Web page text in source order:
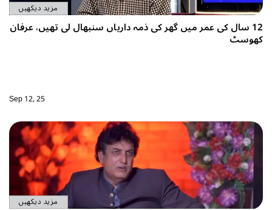
مزید دیکھیں
12 سال کی عمر میں گھر کی ذمہ داریاں سنبھال لی تھیں، عرفان
Sep 12, 25
مزید دیکھیں